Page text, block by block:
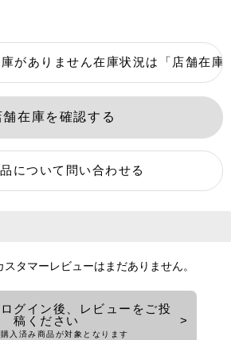
タマーレビューはまだありません。
グイン後、レビューをご投
稿ください
入済み商品が対象となります